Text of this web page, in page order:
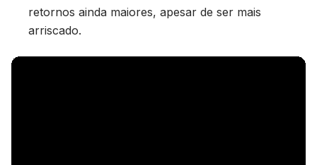
retornos ainda maiores, apesar de ser mais
arriscado.